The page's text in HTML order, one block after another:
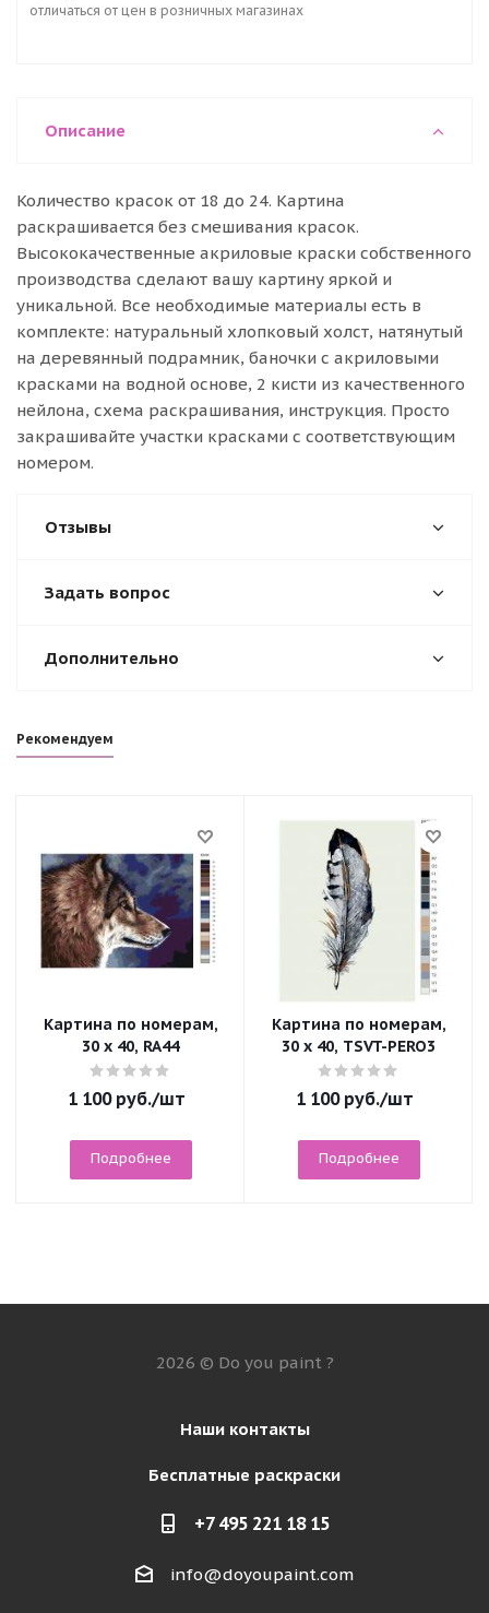
отличаться от цен в розничных магазинах
Описание
Количество красок от 18 до 24. Картина
раскрашивается без смешивания красок.
Высококачественные акриловые краски собственного
производства сделают вашу картину яркой и
уникальной. Все необходимые материалы есть в
комплекте: натуральный хлопковый холст, натянутый
на деревянный подрамник, баночки с акриловыми
красками на водной основе, 2 кисти из качественного
нейлона, схема раскрашивания, инструкция. Просто
закрашивайте участки красками с соответствующим
номером.
Отзывы
Задать вопрос
Дополнительно
Рекомендуем
Картина по номерам,
30 x 40, RA44
1 100руб./шт
Подробнее
Картина по номерам,
30 x 40, TSVT-PERO3
1 100руб./шт
Подробнее
2026 © Do you paint ?
Наши контакты
Бесплатные раскраски
+7 495 221 18 15
info@doyoupaint.com